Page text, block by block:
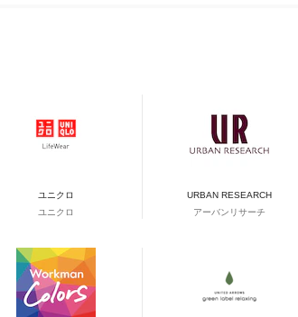
ユニクロ
ユニクロ
URBAN RESEARCH
アーバンリサーチ